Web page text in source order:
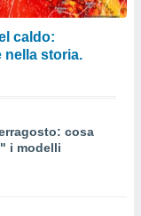
caldo:
nella storia.
cosa
i modelli